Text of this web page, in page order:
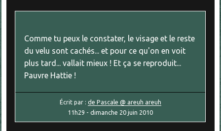
Comme tu peux le constater, le visage et le reste
du velu sont cachés... et pour ce qu'on en voit
plus tard... vallait mieux ! Et ça se reproduit...
Pauvre Hattie !
Écrit par : de Pascale @ areuh areuh
11h29 -dimanche 20 juin 2010